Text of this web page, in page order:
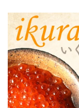
鮮さそのまま 3D冷凍 冷
凍 海産物 魚介類 刺身 丼
北海道 羽幌町 羽幌 ふる
さと納税【0511301】